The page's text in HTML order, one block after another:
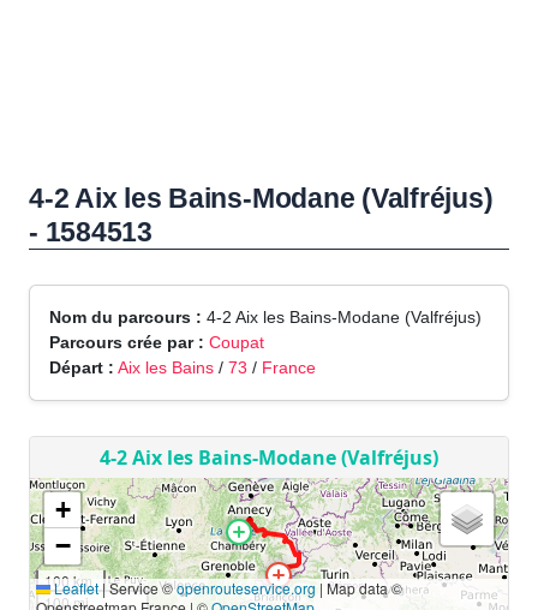
4-2 Aix les Bains-Modane (Valfréjus)
- 1584513
Nom du parcours : 4-2 Aix les Bains-Modane (Valfréjus)
Parcours crée par : Coupat
Départ : Aix les Bains / 73 / France